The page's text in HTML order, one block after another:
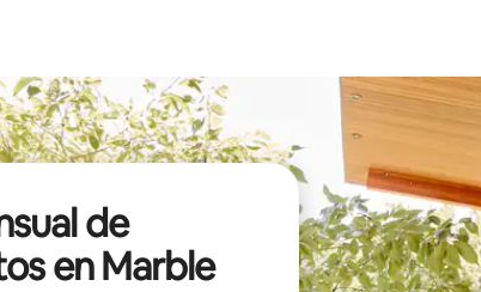
de
en Marble